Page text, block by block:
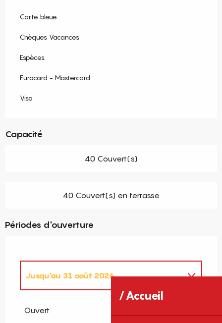
Accueil
Carte bleue
Chèques Vacances
Espèces
Eurocard - Mastercard
Visa
Capacité
40 Couvert(s)
40 Couvert(s) en terrasse
Périodes d'ouverture
Jusqu'au 31 août 2026
Ouvert